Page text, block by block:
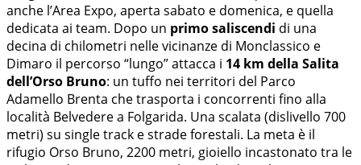
anche l’Area Expo, aperta sabato e domenica, e quella
dedicata ai team. Dopo un primo saliscendi di una
decina di chilometri nelle vicinanze di Monclassico e
Dimaro il percorso “lungo” attacca i 14 km della Salita
dell’Orso Bruno: un tuffo nei territori del Parco
Adamello Brenta che trasporta i concorrenti fino alla
località Belvedere a Folgarida. Una scalata (dislivello 700
metri) su single track e strade forestali. La meta è il
rifugio Orso Bruno, 2200 metri, gioiello incastonato tra le